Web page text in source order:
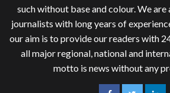
such without base and colour. We
journalists with long years of
our aim is to provide our readers with
all major regional, national and
motto is news without any